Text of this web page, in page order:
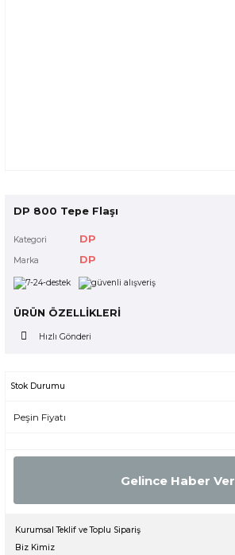
DP 800 Tepe Flaşı
Kategori DP
Marka DP
ÜRÜN ÖZELLİKLERİ
Hızlı Gönderi
Stok Durumu
Peşin Fiyatı
Gelince Haber Ver
Kurumsal Teklif ve Toplu Sipariş
Biz Kimiz